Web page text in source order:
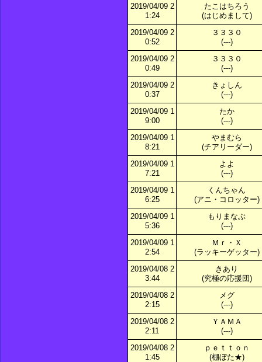
2019/04/09 2
1:24
たこはちろう
(はじめまして)
2019/04/09 2
0:52
３３３０
(---)
2019/04/09 2
0:49
３３３０
(---)
2019/04/09 2
0:37
きょしん
(---)
2019/04/09 1
9:00
たか
(---)
2019/04/09 1
8:21
やまむら
(チアリーダー)
2019/04/09 1
7:21
よよ
(---)
2019/04/09 1
6:25
くんちゃん
(アニ・コロッター)
2019/04/09 1
5:36
もりまなぶ
(---)
2019/04/09 1
2:54
Ｍｒ・Ｘ
(ラッキーゲッター)
2019/04/08 2
3:44
きあり
(究極の応援団)
2019/04/08 2
2:15
メグ
(---)
2019/04/08 2
2:11
ＹＡＭＡ
(---)
2019/04/08 2
1:45
ｐｅｔｔｏｎ
(棚ぼた★)